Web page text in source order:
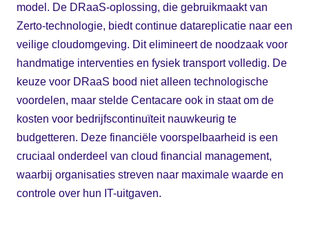
model. De DRaaS-oplossing, die gebruikmaakt van
Zerto-technologie, biedt continue datareplicatie naar een
veilige cloudomgeving. Dit elimineert de noodzaak voor
handmatige interventies en fysiek transport volledig. De
keuze voor DRaaS bood niet alleen technologische
voordelen, maar stelde Centacare ook in staat om de
kosten voor bedrijfscontinuïteit nauwkeurig te
budgetteren. Deze financiële voorspelbaarheid is een
cruciaal onderdeel van cloud financial management,
waarbij organisaties streven naar maximale waarde en
controle over hun IT-uitgaven.